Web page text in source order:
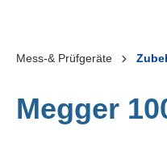
Mess-& Prüfgeräte
Megger